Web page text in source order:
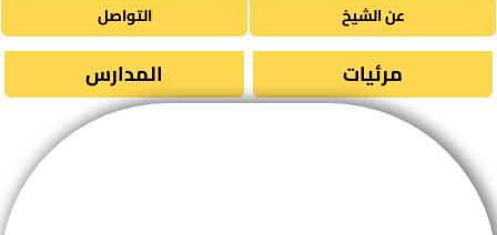
عن الشيخ التواصل
مرئيات المدارس